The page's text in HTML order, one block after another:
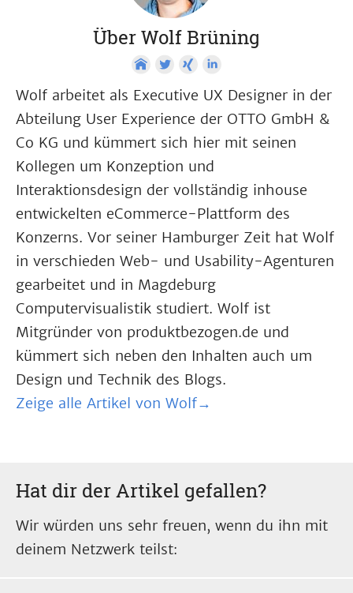
Über Wolf Brüning
Wolf arbeitet als Executive UX Designer in der
Abteilung User Experience der OTTO GmbH &
Co KG und kümmert sich hier mit seinen
Kollegen um Konzeption und
Interaktionsdesign der vollständig inhouse
entwickelten eCommerce-Plattform des
Konzerns. Vor seiner Hamburger Zeit hat Wolf
in verschieden Web- und Usability-Agenturen
gearbeitet und in Magdeburg
Computervisualistik studiert. Wolf ist
Mitgründer von produktbezogen.de und
kümmert sich neben den Inhalten auch um
Design und Technik des Blogs.
Zeige alle Artikel von Wolf→
Hat dir der Artikel gefallen?
Wir würden uns sehr freuen, wenn du ihn mit
deinem Netzwerk teilst: